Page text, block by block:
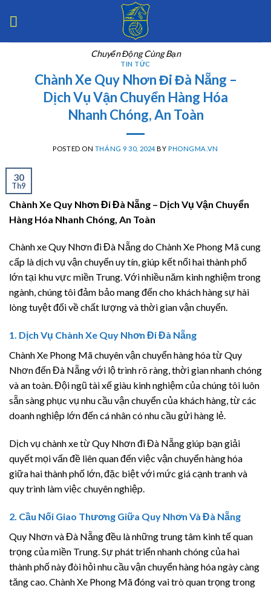
Chuyển Động Cùng Bạn
TIN TỨC
Chành Xe Quy Nhơn Đi Đà Nẵng –
Dịch Vụ Vận Chuyển Hàng Hóa
Nhanh Chóng, An Toàn
POSTED ON THÁNG 9 30, 2024BYPHONGMA.VN
30
Th9
Chành Xe Quy Nhơn Đi Đà Nẵng – Dịch Vụ Vận Chuyển
Hàng Hóa Nhanh Chóng, An Toàn
Chành xe Quy Nhơn đi Đà Nẵng do Chành Xe Phong Mã cung
cấp là dịch vụ vận chuyển uy tín, giúp kết nối hai thành phố
lớn tại khu vực miền Trung. Với nhiều năm kinh nghiệm trong
ngành, chúng tôi đảm bảo mang đến cho khách hàng sự hài
lòng tuyệt đối về chất lượng và thời gian vận chuyển.
1. Dịch Vụ Chành Xe Quy Nhơn Đi Đà Nẵng
Chành Xe Phong Mã chuyên vận chuyển hàng hóa từ Quy
Nhơn đến Đà Nẵng với lộ trình rõ ràng, thời gian nhanh chóng
và an toàn. Đội ngũ tài xế giàu kinh nghiệm của chúng tôi luôn
sẵn sàng phục vụ nhu cầu vận chuyển của khách hàng, từ các
doanh nghiệp lớn đến cá nhân có nhu cầu gửi hàng lẻ.
Dịch vụ chành xe từ Quy Nhơn đi Đà Nẵng giúp bạn giải
quyết mọi vấn đề liên quan đến việc vận chuyển hàng hóa
giữa hai thành phố lớn, đặc biệt với mức giá cạnh tranh và
quy trình làm việc chuyên nghiệp.
2. Cầu Nối Giao Thương Giữa Quy Nhơn Và Đà Nẵng
Quy Nhơn và Đà Nẵng đều là những trung tâm kinh tế quan
trọng của miền Trung. Sự phát triển nhanh chóng của hai
thành phố này đòi hỏi nhu cầu vận chuyển hàng hóa ngày càng
tăng cao. Chành Xe Phong Mã đóng vai trò quan trọng trong